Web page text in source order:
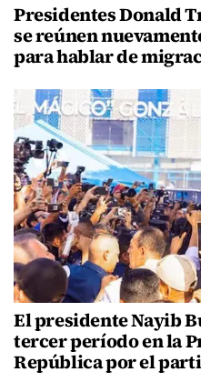
Presidentes Donald
se reúnen
para hablar de
El presidente Nayib
tercer período en la
República por el